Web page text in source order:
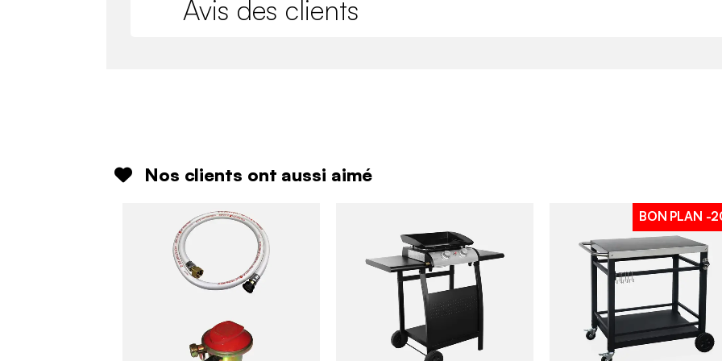
Avis des clients
Nos clients ont aussi aimé
BON PLAN -